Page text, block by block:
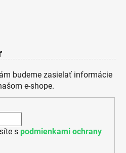
budeme zasielať informácie
e-shope.
s podmienkami ochrany